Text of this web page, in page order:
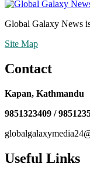
Global Galaxy News
Site Map
Contact
Kapan, Kathmandu
9851323409 /
Useful Links